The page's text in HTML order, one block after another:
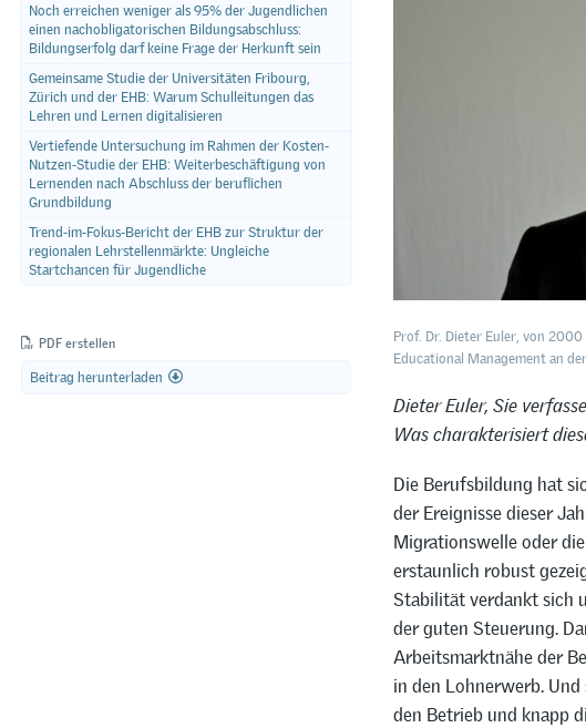
Noch erreichen weniger als 95% der Jugendlichen
einen nachobligatorischen Bildungsabschluss:
Bildungserfolg darf keine Frage der Herkunft sein
Gemeinsame Studie der Universitäten Fribourg,
Zürich und der EHB: Warum Schulleitungen das
Lehren und Lernen digitalisieren
Vertiefende Untersuchung im Rahmen der Kosten-
Nutzen-Studie der EHB: Weiterbeschäftigung von
Lernenden nach Abschluss der beruflichen
Grundbildung
Trend-im-Fokus-Bericht der EHB zur Struktur der
regionalen Lehrstellenmärkte: Ungleiche
Startchancen für Jugendliche
PDF erstellen
Beitrag herunterladen
Prof. Dr. Dieter Euler, von
Educational Management an
Dieter Euler, Sie
Was charakterisiert
Die Berufsbildung hat
der Ereignisse dieser
Migrationswelle oder
erstaunlich robust
Stabilität verdankt sich
der guten Steuerung.
Arbeitsmarktnähe der
in den Lohnerwerb.
den Betrieb und knapp